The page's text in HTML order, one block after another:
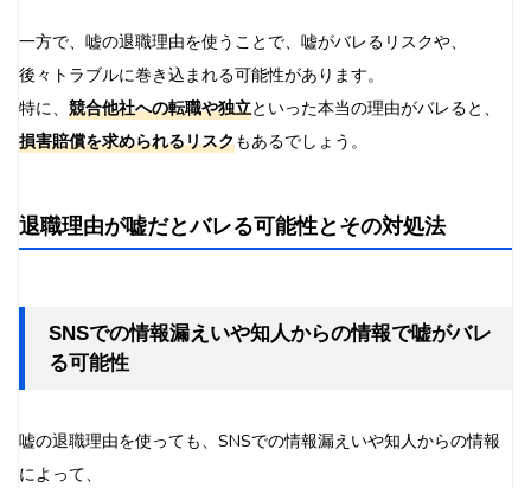
一方で、嘘の退職理由を使うことで、嘘がバレるリスクや、
後々トラブルに巻き込まれる可能性があります。
特に、 競合他社への転職や独立といった本当の理由がバレると、
損害賠償を求められるリスクもあるでしょう。
退職理由が嘘だとバレる可能性とその対処法
SNSでの情報漏えいや知人からの情報で嘘がバレ
る可能性
嘘の退職理由を使っても、SNSでの情報漏えいや知人からの情報
によって、